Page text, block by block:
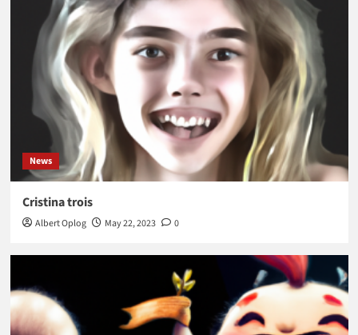
News
Cristina trois
Albert Oplog May 22, 2023 0